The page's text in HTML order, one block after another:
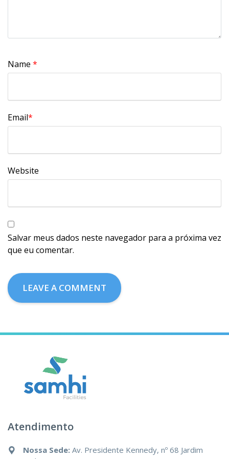
Name *
Email*
Website
Salvar meus dados neste navegador para a próxima vez
que eu comentar.
Atendimento
Nossa Sede: Av. Presidente Kennedy, nº 68 Jardim